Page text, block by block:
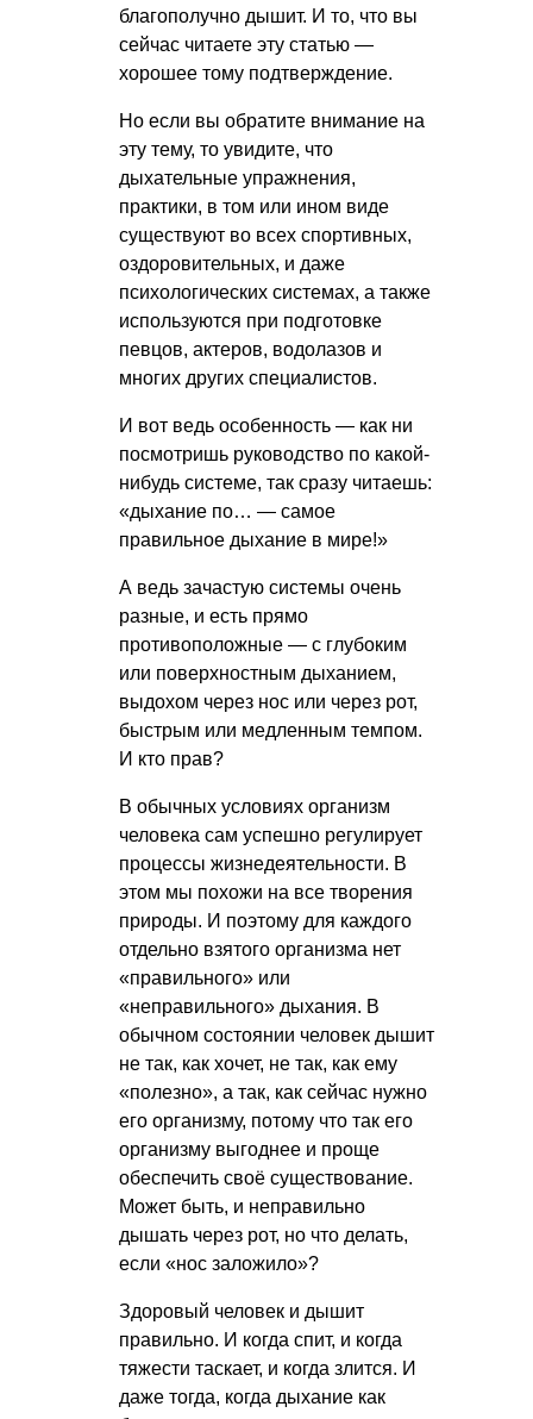
благополучно дышит. И то, что вы
сейчас читаете эту статью —
хорошее тому подтверждение.
Но если вы обратите внимание на
эту тему, то увидите, что
дыхательные упражнения,
практики, в том или ином виде
существуют во всех спортивных,
оздоровительных, и даже
психологических системах, а также
используются при подготовке
певцов, актеров, водолазов и
многих других специалистов.
И вот ведь особенность — как ни
посмотришь руководство по какой-
нибудь системе, так сразу читаешь:
«дыхание по… — самое
правильное дыхание в мире!»
А ведь зачастую системы очень
разные, и есть прямо
противоположные — с глубоким
или поверхностным дыханием,
выдохом через нос или через рот,
быстрым или медленным темпом.
И кто прав?
В обычных условиях организм
человека сам успешно регулирует
процессы жизнедеятельности. В
этом мы похожи на все творения
природы. И поэтому для каждого
отдельно взятого организма нет
«правильного» или
«неправильного» дыхания. В
обычном состоянии человек дышит
не так, как хочет, не так, как ему
«полезно», а так, как сейчас нужно
его организму, потому что так его
организму выгоднее и проще
обеспечить своё существование.
Может быть, и неправильно
дышать через рот, но что делать,
если «нос заложило»?
Здоровый человек и дышит
правильно. И когда спит, и когда
тяжести таскает, и когда злится. И
даже тогда, когда дыхание как